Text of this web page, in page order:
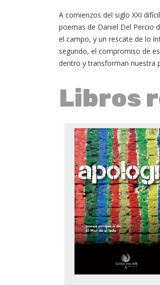
A comienzos del siglo XXI
poemas de Daniel Del Percio
el campo, y un rescate de lo
segundo, el compromiso de
dentro y transforman nuestra
Libros